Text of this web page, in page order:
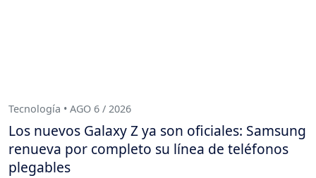
Tecnología • AGO 6 / 2026
Los nuevos Galaxy Z ya son oficiales: Samsung
renueva por completo su línea de teléfonos
plegables